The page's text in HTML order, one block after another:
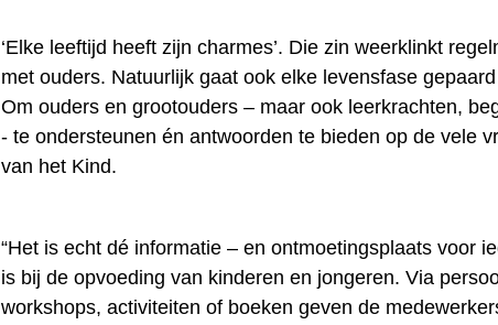
‘Elke leeftijd heeft zijn charmes’. Die zin weerklinkt
met ouders. Natuurlijk gaat ook elke levensfase
Om ouders en grootouders – maar ook leerkrachten,
- te ondersteunen én antwoorden te bieden op de vele
van het Kind.
“Het is echt dé informatie – en ontmoetingsplaats voor
is bij de opvoeding van kinderen en jongeren. Via
workshops, activiteiten of boeken geven de